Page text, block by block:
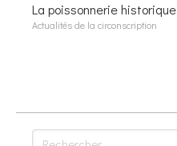
La poissonnerie
Actualités de la circonscription
Rechercher